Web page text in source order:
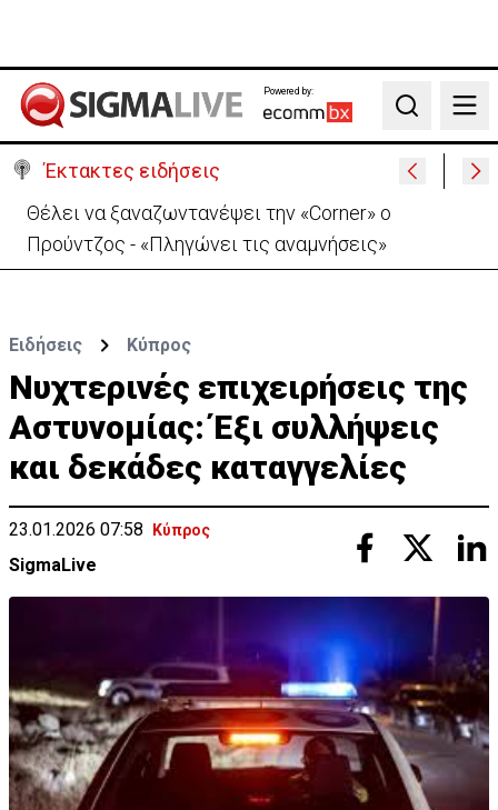
Powered by:
Search
Έκτακτες ειδήσεις
Χειροπέδες σε μοναχό για απόπειρα φόνου-
Μαχαίρωσε στο λαιμό 53χρονο
Ειδήσεις Κύπρος
Νυχτερινές επιχειρήσεις της
Αστυνομίας: Έξι συλλήψεις
και δεκάδες καταγγελίες
23.01.2026 07:58 Κύπρος
SigmaLive